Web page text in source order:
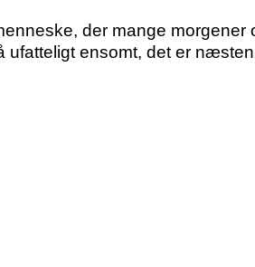
der mange morgener
ufatteligt ensomt, det er